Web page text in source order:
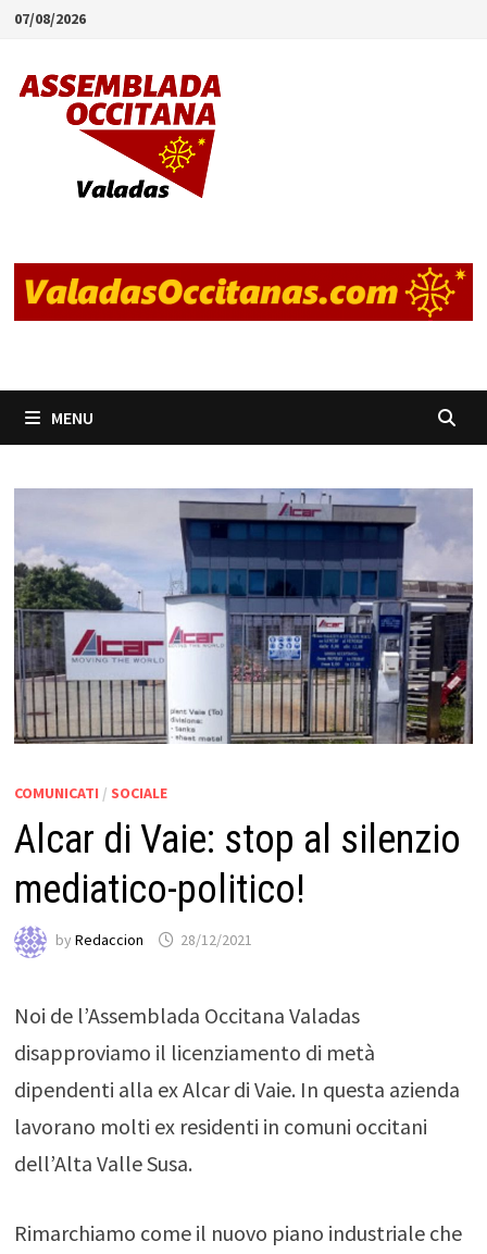
Skip
content
07/08/2026
MENU
COMUNICATI / SOCIALE
Alcar di Vaie: stop al silenzio
mediatico-politico!
by Redaccion 28/12/2021
Noi de l’Assemblada Occitana Valadas
disapproviamo il licenziamento di metà
dipendenti alla ex Alcar di Vaie. In questa azienda
lavorano molti ex residenti in comuni occitani
dell’Alta Valle Susa.
Rimarchiamo come il nuovo piano industriale che